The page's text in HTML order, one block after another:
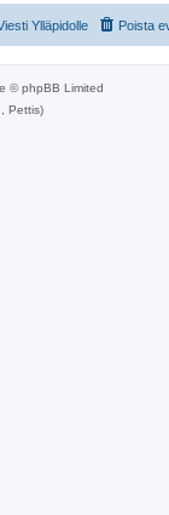
Poista
Ylläpidolle
© phpBB Limited
Pettis)